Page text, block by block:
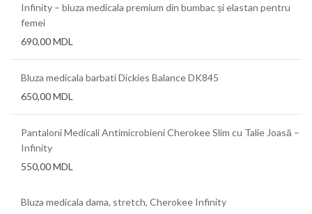
Infinity – bluza medicala premium din bumbac și elastan pentru
femei
690,00MDL
Bluza medicala barbati Dickies Balance DK845
650,00MDL
Pantaloni Medicali Antimicrobieni Cherokee Slim cu Talie Joasă –
Infinity
550,00MDL
Bluza medicala dama, stretch, Cherokee Infinity